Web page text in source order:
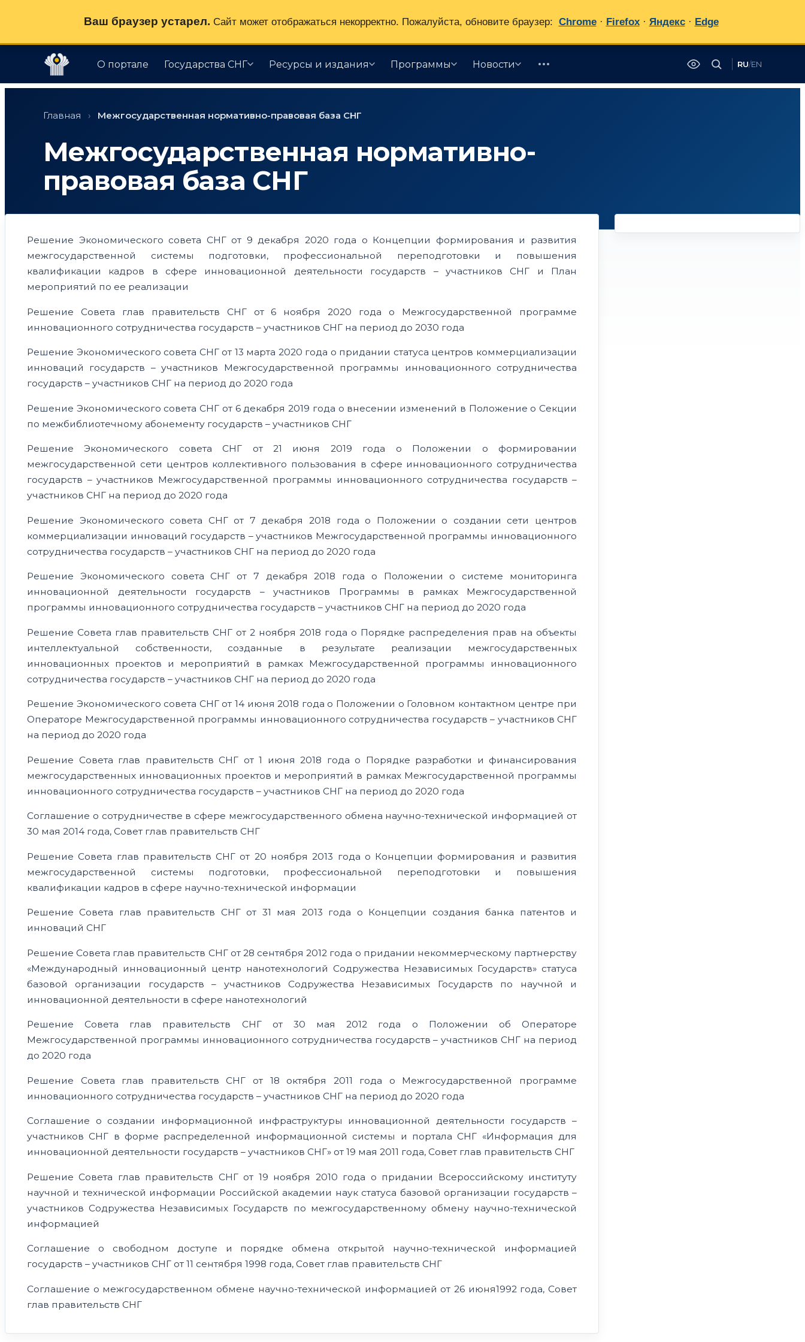
О портале Государства СНГ Ресурсы и издания Программы Новости RU/EN
Главная › Межгосударственная нормативно-правовая база СНГ
Межгосударственная нормативно-
правовая база СНГ
Решение Экономического совета СНГ от 9 декабря 2020 года о Концепции формирования и развития
межгосударственной системы подготовки, профессиональной переподготовки и повышения
квалификации кадров в сфере инновационной деятельности государств – участников СНГ и План
мероприятий по ее реализации
Решение Совета глав правительств СНГ от 6 ноября 2020 года о Межгосударственной программе
инновационного сотрудничества государств – участников СНГ на период до 2030 года
Решение Экономического совета СНГ от 13 марта 2020 года о придании статуса центров коммерциализации
инноваций государств – участников Межгосударственной программы инновационного сотрудничества
государств – участников СНГ на период до 2020 года
Решение Экономического совета СНГ от 6 декабря 2019 года о внесении изменений в Положение о Секции
по межбиблиотечному абонементу государств – участников СНГ
Решение Экономического совета СНГ от 21 июня 2019 года о Положении о формировании
межгосударственной сети центров коллективного пользования в сфере инновационного сотрудничества
государств – участников Межгосударственной программы инновационного сотрудничества государств –
участников СНГ на период до 2020 года
Решение Экономического совета СНГ от 7 декабря 2018 года о Положении о создании сети центров
коммерциализации инноваций государств – участников Межгосударственной программы инновационного
сотрудничества государств – участников СНГ на период до 2020 года
Решение Экономического совета СНГ от 7 декабря 2018 года о Положении о системе мониторинга
инновационной деятельности государств – участников Программы в рамках Межгосударственной
программы инновационного сотрудничества государств – участников СНГ на период до 2020 года
Решение Совета глав правительств СНГ от 2 ноября 2018 года о Порядке распределения прав на объекты
интеллектуальной собственности, созданные в результате реализации межгосударственных
инновационных проектов и мероприятий в рамках Межгосударственной программы инновационного
сотрудничества государств – участников СНГ на период до 2020 года
Решение Экономического совета СНГ от 14 июня 2018 года о Положении о Головном контактном центре при
Операторе Межгосударственной программы инновационного сотрудничества государств – участников СНГ
на период до 2020 года
Решение Совета глав правительств СНГ от 1 июня 2018 года о Порядке разработки и финансирования
межгосударственных инновационных проектов и мероприятий в рамках Межгосударственной программы
инновационного сотрудничества государств – участников СНГ на период до 2020 года
Соглашение о сотрудничестве в сфере межгосударственного обмена научно-технической информацией от
30 мая 2014 года, Совет глав правительств СНГ
Решение Совета глав правительств СНГ от 20 ноября 2013 года о Концепции формирования и развития
межгосударственной системы подготовки, профессиональной переподготовки и повышения
квалификации кадров в сфере научно-технической информации
Решение Совета глав правительств СНГ от 31 мая 2013 года о Концепции создания банка патентов и
инноваций СНГ
Решение Совета глав правительств СНГ от 28 сентября 2012 года о придании некоммерческому партнерству
«Международный инновационный центр нанотехнологий Содружества Независимых Государств» статуса
базовой организации государств – участников Содружества Независимых Государств по научной и
инновационной деятельности в сфере нанотехнологий
Решение Совета глав правительств СНГ от 30 мая 2012 года о Положении об Операторе
Межгосударственной программы инновационного сотрудничества государств – участников СНГ на период
до 2020 года
Решение Совета глав правительств СНГ от 18 октября 2011 года о Межгосударственной программе
инновационного сотрудничества государств – участников СНГ на период до 2020 года
Соглашение о создании информационной инфраструктуры инновационной деятельности государств –
участников СНГ в форме распределенной информационной системы и портала СНГ «Информация для
инновационной деятельности государств – участников СНГ» от 19 мая 2011 года, Совет глав правительств СНГ
Решение Совета глав правительств СНГ от 19 ноября 2010 года о придании Всероссийскому институту
научной и технической информации Российской академии наук статуса базовой организации государств –
участников Содружества Независимых Государств по межгосударственному обмену научно-технической
информацией
Соглашение о свободном доступе и порядке обмена открытой научно-технической информацией
государств – участников СНГ от 11 сентября 1998 года, Совет глав правительств СНГ
Соглашение о межгосударственном обмене научно-технической информацией от 26 июня1992 года, Совет
глав правительств СНГ
Ваш браузер устарел. Сайт может отображаться некорректно. Пожалуйста, обновите браузер: Chrome · Firefox · Яндекс · Edge